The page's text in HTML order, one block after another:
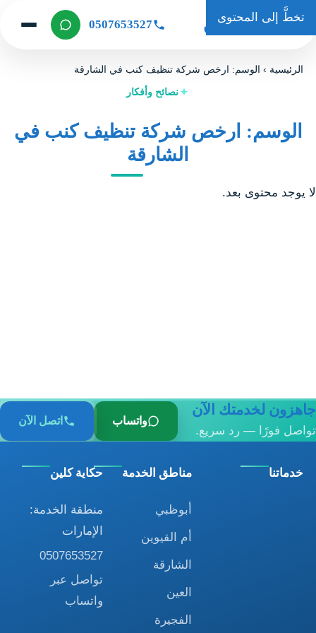
تخطَّ إلى المحتوى
حكاية كلين 0507653527
الرئيسية ›الوسم: ارخص شركة تنظيف كنب في الشارقة
نصائح وأفكار
الوسم: ارخص شركة تنظيف كنب في
الشارقة
لا يوجد محتوى بعد.
جاهزون لخدمتك الآن
تواصل فورًا — رد سريع.
واتساب اتصل الآن
خدماتنا مناطق الخدمة
أبوظبي
أم القيوين
الشارقة
العين
الفجيرة
حكاية كلين
منطقة الخدمة:
الإمارات
0507653527
تواصل عبر
واتساب